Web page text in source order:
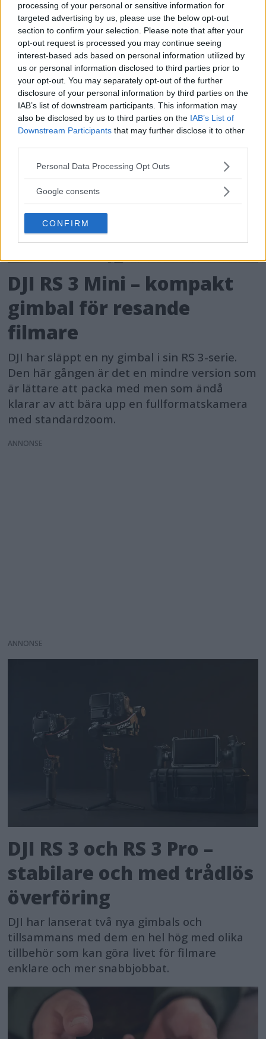
processing of your personal or sensitive information for
targeted advertising by us, please use the below opt-out
section to confirm your selection. Please note that after your
opt-out request is processed you may continue seeing
interest-based ads based on personal information utilized by
us or personal information disclosed to third parties prior to
your opt-out. You may separately opt-out of the further
disclosure of your personal information by third parties on the
IAB’s list of downstream participants. This information may
also be disclosed by us to third parties on the IAB’s List of
Downstream Participants that may further disclose it to other
Please note that this website/app uses one or more Google
not limited to your visit or usage behaviour. You may click to
use your data for below specified purposes in below Google
consent section.
Personal Data Processing Opt Outs
Google consents
CONFIRM
Att använda en gimbal gör det mycket
enklare att få stabilt filmmaterial och det ger
också bättre ergonomi för den som filmar
mycket. Vi har testat DJIs minsta gimbal, RS 3
Mini, som riktar sig till den som vill ha en
lättare, mindre och smidigare gimbal.
DJI RS 3 Mini – kompakt
gimbal för resande
filmare
DJI har släppt en ny gimbal i sin RS 3-serie.
Den här gången är det en mindre version som
är lättare att packa med men som ändå
klarar av att bära upp en fullformatskamera
med standardzoom.
ANNONS
ANNONS
DJI RS 3 och RS 3 Pro –
stabilare och med trådlös
överföring
DJI har lanserat två nya gimbals och
tillsammans med dem en hel hög med olika
tillbehör som kan göra livet för filmare
enklare och mer snabbjobbat.